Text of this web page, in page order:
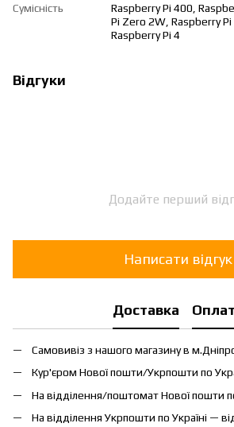
Сумісність
Raspberry Pi 400,
Pi Zero 2W, Raspberry Pi
Raspberry Pi 4
Відгуки
Додайте перший
Написати відгук
Доставка
Самовивіз з нашого магазину в
Кур'єром Нової пошти/Укрпошти по
На відділення/поштомат Нової пошти
На відділення Укрпошти по Україні —